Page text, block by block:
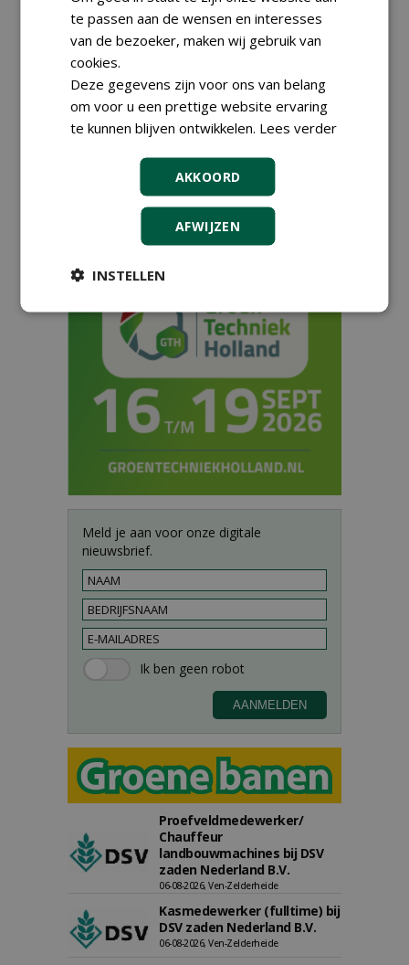
29-06-2022 216 sec
Circulaire grondstofwinning
vereist een nieuwe kijk op
zaken
17-11-2021 183 sec
3
Meld je aan voor onze digitale
nieuwsbrief.
Proefveldmedewerker/
Chauffeur
landbouwmachines bij DSV
zaden Nederland B.V.
06-08-2026, Ven-Zelderheide
Kasmedewerker (fulltime) bij
DSV zaden Nederland B.V.
06-08-2026, Ven-Zelderheide
te passen aan de wensen en interesses
van de bezoeker, maken wij gebruik van
cookies.
Deze gegevens zijn voor ons van belang
om voor u een prettige website ervaring
te kunnen blijven ontwikkelen. Lees verder
AKKOORD
AFWIJZEN
INSTELLEN